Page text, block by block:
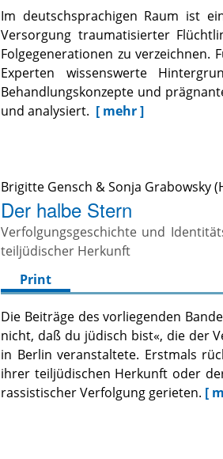
Im deutschsprachigen Raum ist
Versorgung traumatisierter
Folgegenerationen zu verzeichnen.
Experten wissenswerte
Behandlungskonzepte und
und analysiert. [ mehr ]
Brigitte Gensch &Sonja Grabowsky
Der halbe Stern
Verfolgungsgeschichte und
teiljüdischer Herkunft
Print
Die Beiträge des vorliegenden
nicht, daß du jüdisch bist«, die der
in Berlin veranstaltete. Erstmals
ihrer teiljüdischen Herkunft oder
rassistischer Verfolgung gerieten. [